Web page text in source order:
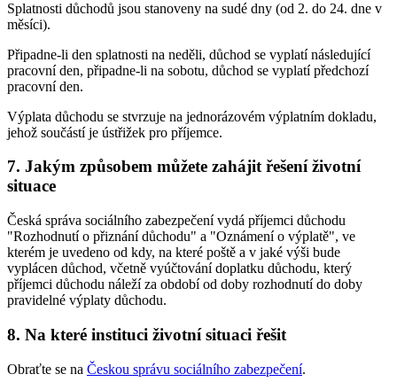
Splatnosti důchodů jsou stanoveny na sudé dny (od 2. do 24. dne v
měsíci).
Připadne-li den splatnosti na neděli, důchod se vyplatí následující
pracovní den, připadne-li na sobotu, důchod se vyplatí předchozí
pracovní den.
Výplata důchodu se stvrzuje na jednorázovém výplatním dokladu,
jehož součástí je ústřižek pro příjemce.
7. Jakým způsobem můžete zahájit řešení životní
situace
Česká správa sociálního zabezpečení vydá příjemci důchodu
"Rozhodnutí o přiznání důchodu" a "Oznámení o výplatě", ve
kterém je uvedeno od kdy, na které poště a v jaké výši bude
vyplácen důchod, včetně vyúčtování doplatku důchodu, který
příjemci důchodu náleží za období od doby rozhodnutí do doby
pravidelné výplaty důchodu.
8. Na které instituci životní situaci řešit
Obraťte se na Českou správu sociálního zabezpečení.